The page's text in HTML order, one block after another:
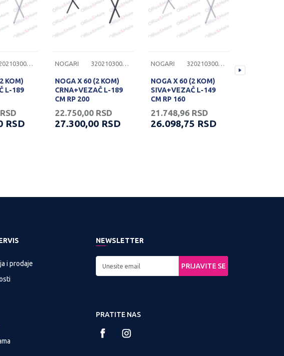
3202103002098
KOM)
L-189
RSD
RSD
NOGARI 3202103002097
NOGA X 60 (2 KOM)
CRNA+VEZAČ L-189
CM RP 200
22.750,00 RSD
27.300,00 RSD
NOGARI 3202103002094
NOGA X 60 (2 KOM)
SIVA+VEZAČ L-149
CM RP 160
21.748,96 RSD
26.098,75 RSD
i prodaje
NEWSLETTER
PRIJAVITE SE
PRATITE NAS